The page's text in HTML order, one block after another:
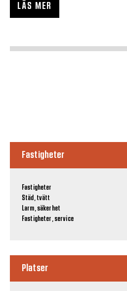
LÄS MER
Fastigheter
Fastigheter
Städ, tvätt
Larm, säkerhet
Fastigheter, service
Platser